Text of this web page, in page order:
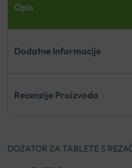
Opis
Dodatne Informacije
Recenzije Proizvoda
DOZATOR ZA TABLETE S